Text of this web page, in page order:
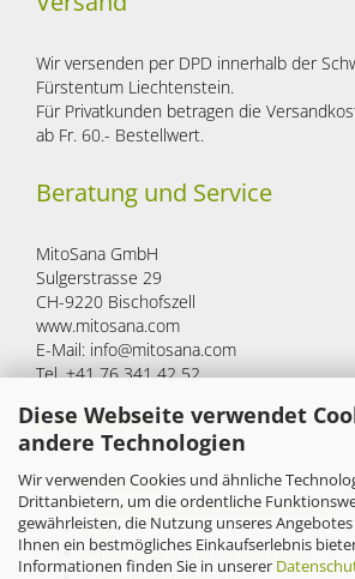
Diese Webseite verwendet
andere Technologien
Wir verwenden Cookies und ähnliche
Drittanbietern, um die ordentliche
gewährleisten, die Nutzung unseres
Ihnen ein bestmögliches Einkaufserlebnis
Informationen finden Sie in unserer
Wir versenden per DPD innerhalb der
Fürstentum Liechtenstein.
Für Privatkunden betragen die
ab Fr. 60.- Bestellwert.
Beratung und Service
MitoSana GmbH
Sulgerstrasse 29
CH-9220 Bischofszell
www.mitosana.com
E-Mail: info@mitosana.com
Tel. +41 76 341 42 52
Mehr über...
Impressum
Versand- & Zahlungsbedingungen
AGB
Privatsphäre und Datenschutz